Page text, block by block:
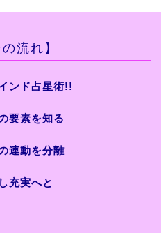
流れ】
ンド占星術!!
要素を知る
連動を分離
充実へと